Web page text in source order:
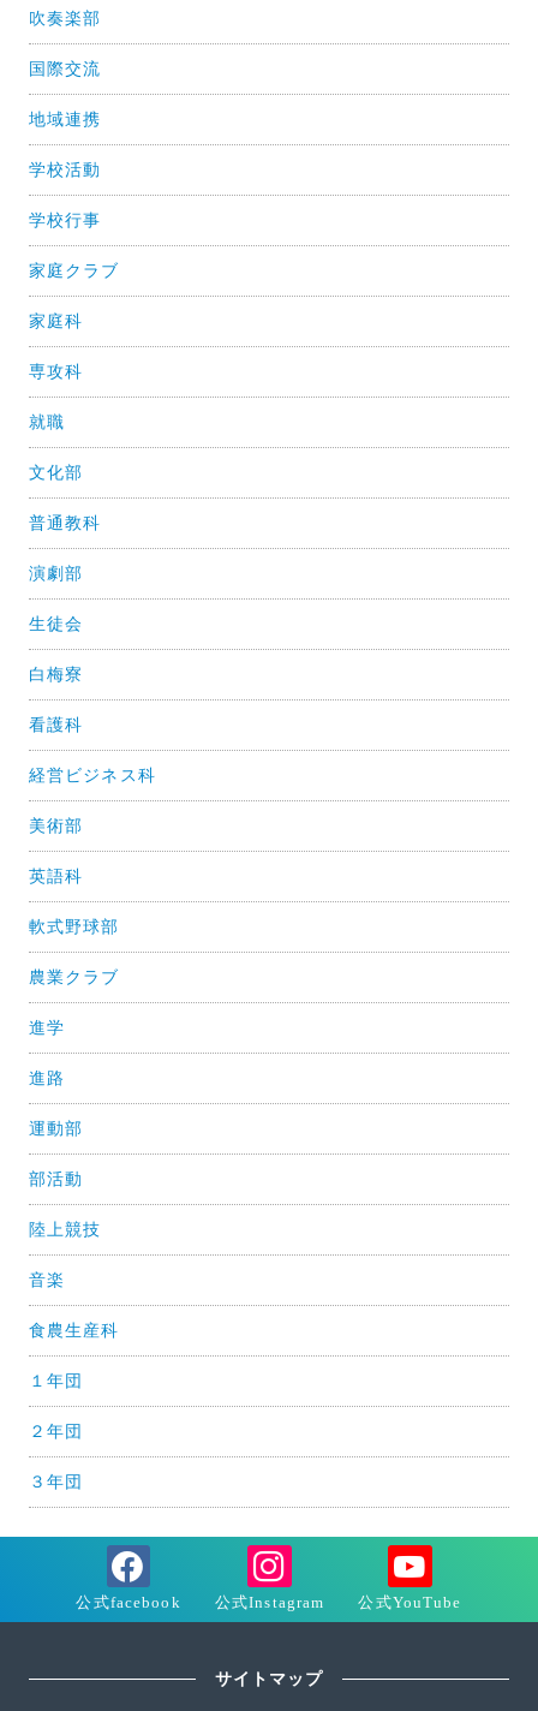
吹奏楽部
国際交流
地域連携
学校活動
学校行事
家庭クラブ
家庭科
専攻科
就職
文化部
普通教科
演劇部
生徒会
白梅寮
看護科
経営ビジネス科
美術部
英語科
軟式野球部
農業クラブ
進学
進路
運動部
部活動
陸上競技
音楽
食農生産科
１年団
２年団
３年団
サイトマップ